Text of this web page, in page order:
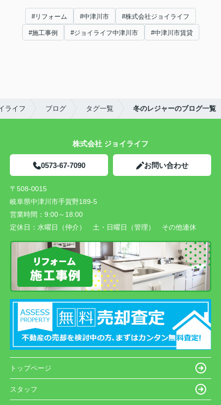
#リフォーム #中津川市 #株式会社ジョイライフ
#施工事例 #ジョイライフ中津川市 #中津川市賃貸
ライフ ブログ タグ一覧 冬のレジャーのブログ一覧
株式会社 ジョイライフ
0573-67-7090 お問い合わせ
〒508-0015
岐阜県中津川市手賀野189-5
営業時間： 9:00～18:00
定休日： 水曜日（仲介） 土・日曜日（管理） その他連休
トップページ
スタッフ